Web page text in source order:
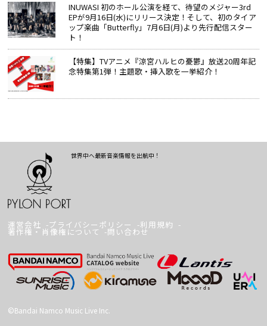
INUWASI 初のホール公演を経て、待望のメジャー3rd
EPが9月16日(水)にリリース決定！そして、初のタイア
ップ楽曲「Butterfly」7月6日(月)より先行配信スター
ト！
【特集】TVアニメ『涼宮ハルヒの憂鬱』放送20周年記
念特集第1弾！主題歌・挿入歌を一挙紹介！
世界中へ最新音楽情報を出航中！
運営会社 プライバシーポリシー 利用規約
著作権・肖像権について 問い合わせ
©Bandai Namco Music Live Inc.